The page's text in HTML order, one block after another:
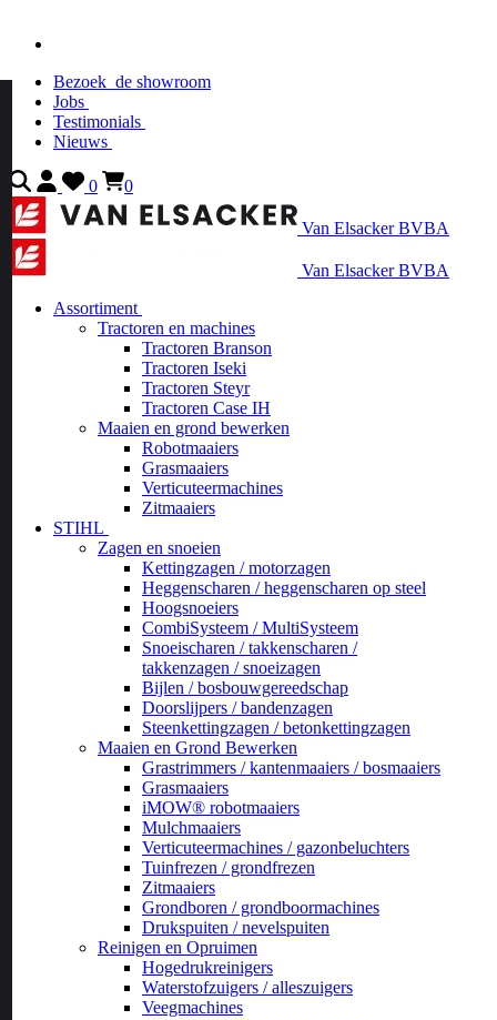
Bezoek de showroom
Jobs
Testimonials
Nieuws
0 0
Van Elsacker BVBA
Van Elsacker BVBA
Assortiment
Tractoren en machines
Tractoren Branson
Tractoren Iseki
Tractoren Steyr
Tractoren Case IH
Maaien en grond bewerken
Robotmaaiers
Grasmaaiers
Verticuteermachines
Zitmaaiers
STIHL
Zagen en snoeien
Kettingzagen / motorzagen
Heggenscharen / heggenscharen op steel
Hoogsnoeiers
CombiSysteem / MultiSysteem
Snoeischaren / takkenscharen /
takkenzagen / snoeizagen
Bijlen / bosbouwgereedschap
Doorslijpers / bandenzagen
Steenkettingzagen / betonkettingzagen
Maaien en Grond Bewerken
Grastrimmers / kantenmaaiers / bosmaaiers
Grasmaaiers
iMOW® robotmaaiers
Mulchmaaiers
Verticuteermachines / gazonbeluchters
Tuinfrezen / grondfrezen
Zitmaaiers
Grondboren / grondboormachines
Drukspuiten / nevelspuiten
Reinigen en Opruimen
Hogedrukreinigers
Waterstofzuigers / alleszuigers
Veegmachines